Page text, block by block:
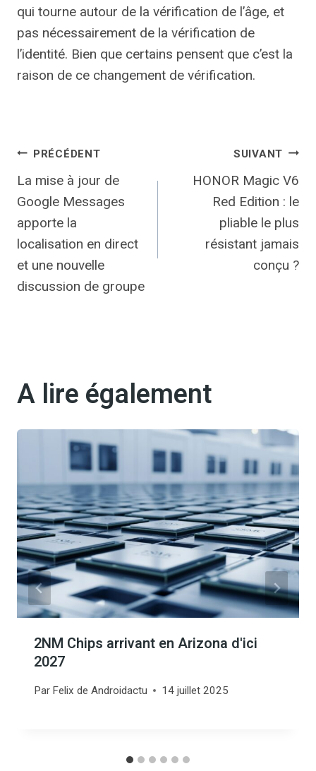
qui tourne autour de la vérification de l’âge, et
pas nécessairement de la vérification de
l’identité. Bien que certains pensent que c’est la
raison de ce changement de vérification.
Navigation
de
l’article
PRÉCÉDENT
La mise à jour de
Google Messages
apporte la
localisation en direct
et une nouvelle
discussion de groupe
SUIVANT
HONOR Magic V6
Red Edition : le
pliable le plus
résistant jamais
conçu ?
A lire également
2NM Chips arrivant en Arizona d'ici
2027
Par Felix de Androidactu 14 juillet 2025